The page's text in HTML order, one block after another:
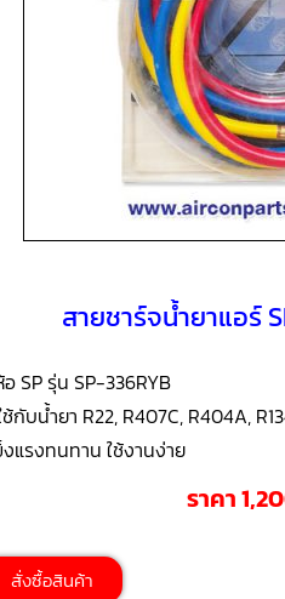
สายชาร์จน้ำยาแอร์
SP รุ่น SP-336RYB
กับน้ำยา R22, R407C, R404A,
รงทนทาน ใช้งานง่าย
ราคา
สั่งซื้อสินค้า